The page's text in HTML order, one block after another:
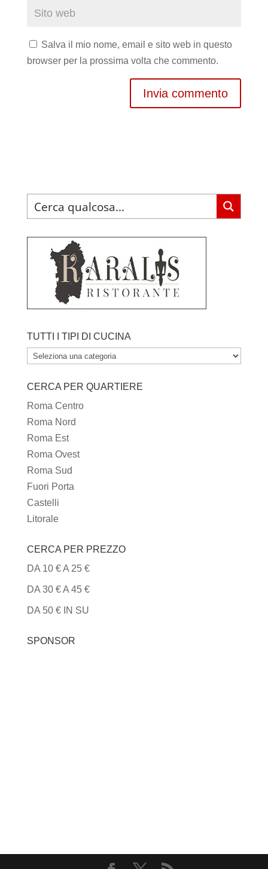
Salva il mio nome, email e sito web in questo
browser per la prossima volta che commento.
TUTTI I TIPI DI CUCINA
TUTTI
TIPI
DI
CUCINA
CERCA PER QUARTIERE
Roma Centro
Roma Nord
Roma Est
Roma Ovest
Roma Sud
Fuori Porta
Castelli
Litorale
CERCA PER PREZZO
DA 10 € A 25 €
DA 30 € A 45 €
DA 50 € IN SU
SPONSOR